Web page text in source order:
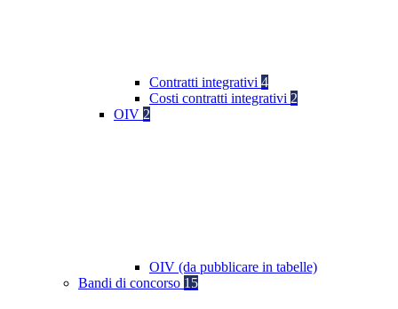
Contratti integrativi 4
Costi contratti integrativi 2
OIV 2
OIV (da pubblicare in tabelle)
Bandi di concorso 15